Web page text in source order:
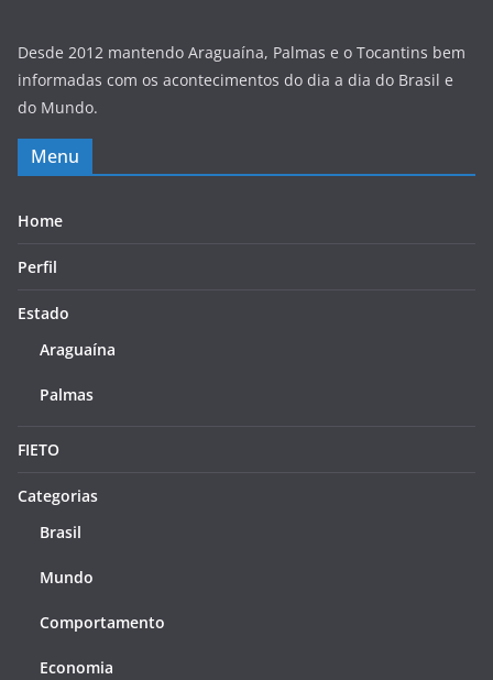
Desde 2012 mantendo Araguaína, Palmas e o Tocantins bem
informadas com os acontecimentos do dia a dia do Brasil e
do Mundo.
Menu
Home
Perfil
Estado
Araguaína
Palmas
FIETO
Categorias
Brasil
Mundo
Comportamento
Economia